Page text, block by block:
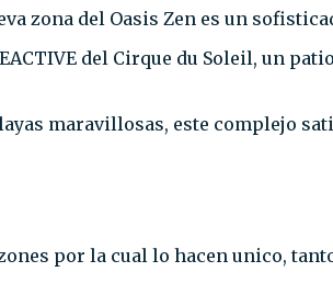
zona del Oasis Zen es un
del Cirque du Soleil, un
maravillosas, este complejo
por la cual lo hacen unico,